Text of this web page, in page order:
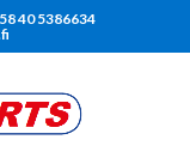
40 5386634